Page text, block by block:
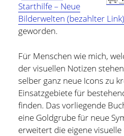
Tools und Tipps(61)
Inlineskaten
Wer schreibt hier?
Starthilfe – Neue
Bilderwelten (bezahlter
geworden.
Für Menschen wie mich,
der visuellen Notizen
selber ganz neue Icons zu
Einsatzgebiete für
finden. Das vorliegende
eine Goldgrube für neue
erweitert die eigene